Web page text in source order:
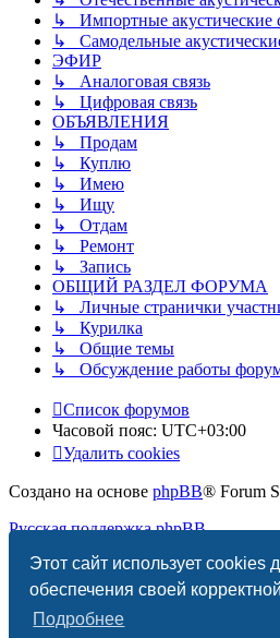
Этот сайт использует cookies
обеспечения своей
Подробнее
↳ Импортные акустические
↳ Самодельные
ЭФИР
↳ Аналоговая связь
↳ Цифровая связь
ОБЪЯВЛЕНИЯ
↳ Продам
↳ Куплю
↳ Имею
↳ Ищу
↳ Отдам
↳ Ремонт
↳ Запись
ОБЩИЙ РАЗДЕЛ ФОРУМА
↳ Личные странички
↳ Курилка
↳ Общие темы
↳ Обсуждение работы
Список форумов
Часовой пояс: UTC+03:00
Удалить cookies
Создано на основе phpBB® Forum
Русская поддержка phpBB
Конфиденциальность |Правила